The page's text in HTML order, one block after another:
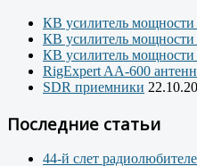
КВ усилитель
КВ усилитель
КВ усилитель
RigExpert AA-600
SDR приемники
Последние статьи
44-й слет